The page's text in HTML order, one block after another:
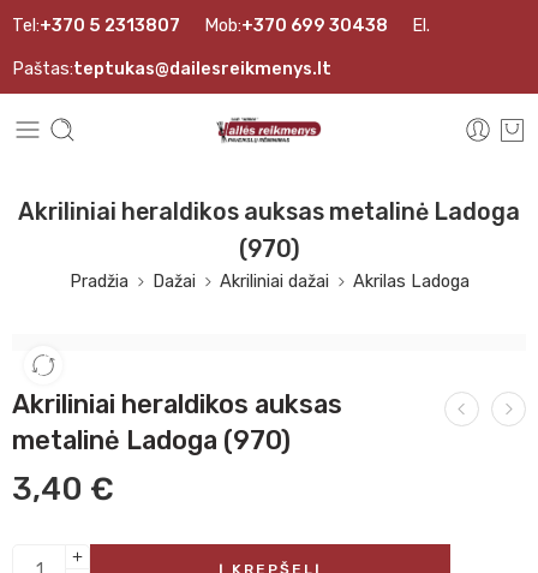
Tel:+370 5 2313807 Mob:+370 699 30438 El.
Paštas:teptukas@dailesreikmenys.lt
Akriliniai heraldikos auksas metalinė Ladoga
(970)
Pradžia Dažai Akriliniai dažai Akrilas Ladoga
Akriliniai heraldikos auksas
metalinė Ladoga (970)
3,40 €
Į KREPŠELĮ